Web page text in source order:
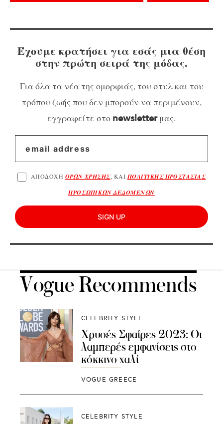
Έχουμε κρατήσει για εσάς μια θέση
στην πρώτη σειρά της μόδας.
Για όλα τα νέα της ομορφιάς, του στυλ και του
τρόπου ζωής που δεν μπορούν να περιμένουν,
εγγραφείτε στο newsletterμας.
ΑΠΟΔΟΧΗ ΟΡΩΝ ΧΡΗΣΗΣ, ΚΑΙ ΠΟΛΙΤΙΚΗΣ ΠΡΟΣΤΑΣΙΑΣ
ΠΡΟΣΩΠΙΚΩΝ ΔΕΔΟΜΕΝΩΝ
SIGN UP
Vogue Recommends
CELEBRITY STYLE
Χρυσές Σφαίρες 2023: Οι
λαμπερές εμφανίσεις στο
κόκκινο χαλί
VOGUE GREECE
CELEBRITY STYLE